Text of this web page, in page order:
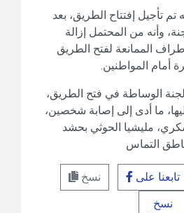
تأجيل إفتتاح الطريق، بعد
وأنه من المحتمل إزالة
الممانعة لفتح الطريق
أمام المواطنين.
الوساطة في فتح الطريق،
ما أدى إلى إصابة شخصين،
مليشيا الحوثي بحشد
التماس
تابعنا على
نسخ
نسخ